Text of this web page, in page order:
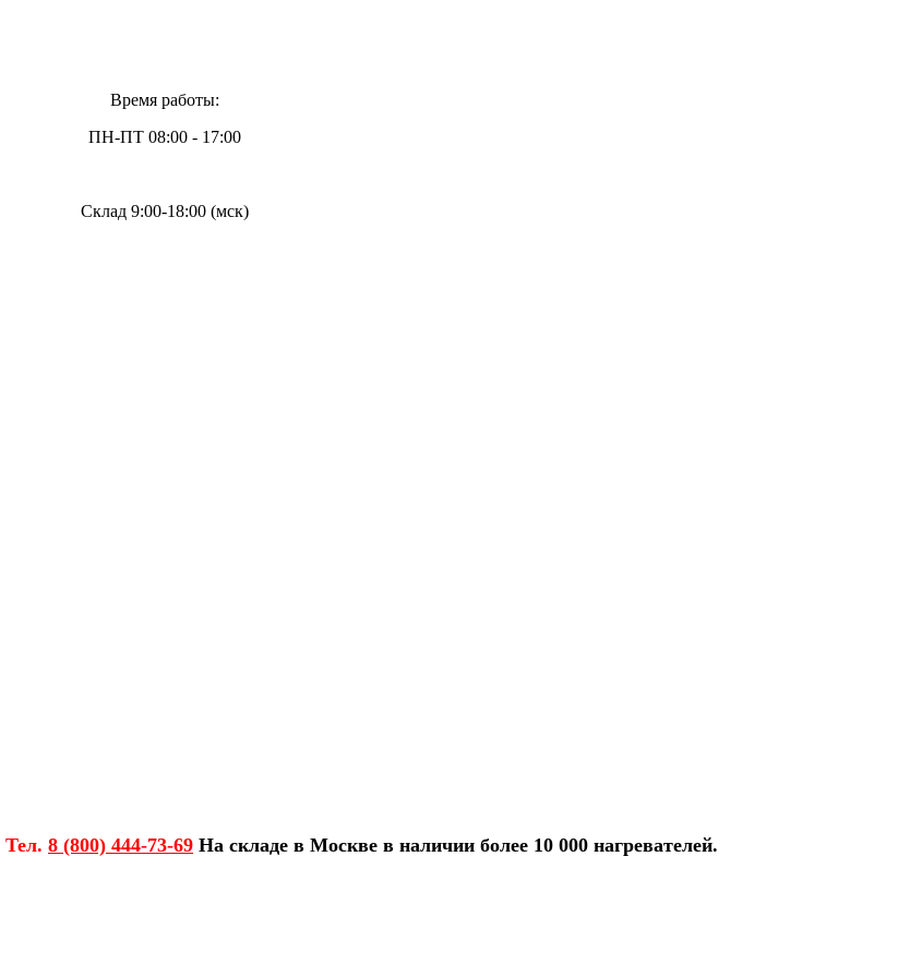
Время работы:
ПН-ПТ 08:00 - 17:00
Склад 9:00-18:00 (мск)
Тел. 8 (800) 444-73-69 На складе в Москве в наличии более 10 000 нагревателей.